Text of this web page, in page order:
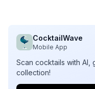
CocktailWave
Mobile App
Scan cocktails with AI,
collection!